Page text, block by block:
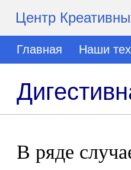
Центр
Главная Наши
В ряде